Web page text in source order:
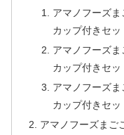
アマノフーズ
カップ付きセ
アマノフーズ
カップ付きセッ
アマノフーズ
カップ付きセッ
アマノフーズまご